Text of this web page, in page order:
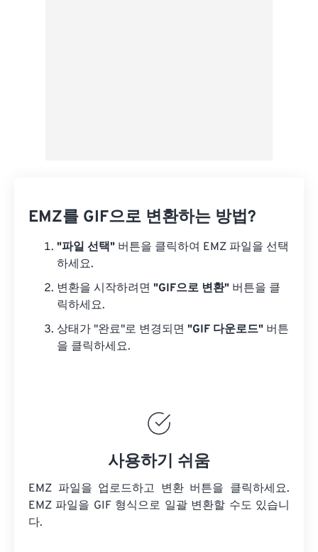
EMZ를 GIF으로 변환하는 방법?
"파일 선택" 버튼을 클릭하여 EMZ 파일을 선택
하세요.
변환을 시작하려면 "GIF으로 변환" 버튼을 클
릭하세요.
상태가 "완료"로 변경되면 "GIF 다운로드" 버튼
을 클릭하세요.
사용하기 쉬움
EMZ 파일을 업로드하고 변환 버튼을 클릭하세요.
EMZ 파일을 GIF 형식으로 일괄 변환할 수도 있습니
다.